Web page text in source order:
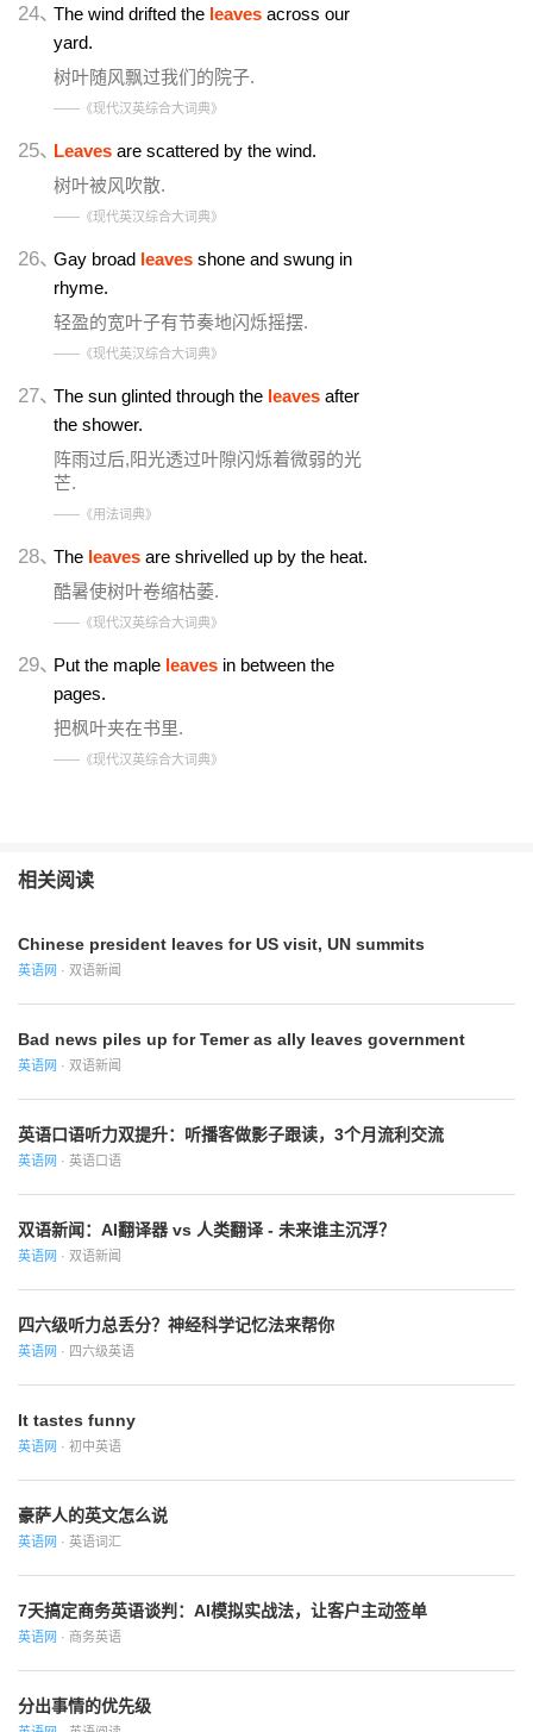
24、The wind drifted the leaves across our
yard.
树叶随风飘过我们的院子.
——《现代汉英综合大词典》
25、Leaves are scattered by the wind.
树叶被风吹散.
——《现代英汉综合大词典》
26、Gay broad leaves shone and swung in
rhyme.
轻盈的宽叶子有节奏地闪烁摇摆.
——《现代英汉综合大词典》
27、The sun glinted through the leaves after
the shower.
阵雨过后,阳光透过叶隙闪烁着微弱的光
芒.
——《用法词典》
28、The leaves are shrivelled up by the heat.
酷暑使树叶卷缩枯萎.
——《现代汉英综合大词典》
29、Put the maple leaves in between the
pages.
把枫叶夹在书里.
——《现代汉英综合大词典》
相关阅读
Chinese president leaves for US visit, UN summits
英语网 · 双语新闻
Bad news piles up for Temer as ally leaves government
英语网 · 双语新闻
英语口语听力双提升：听播客做影子跟读，3个月流利交流
英语网 · 英语口语
双语新闻：AI翻译器 vs 人类翻译 - 未来谁主沉浮？
英语网 · 双语新闻
四六级听力总丢分？神经科学记忆法来帮你
英语网 · 四六级英语
It tastes funny
英语网 · 初中英语
豪萨人的英文怎么说
英语网 · 英语词汇
7天搞定商务英语谈判：AI模拟实战法，让客户主动签单
英语网 · 商务英语
分出事情的优先级